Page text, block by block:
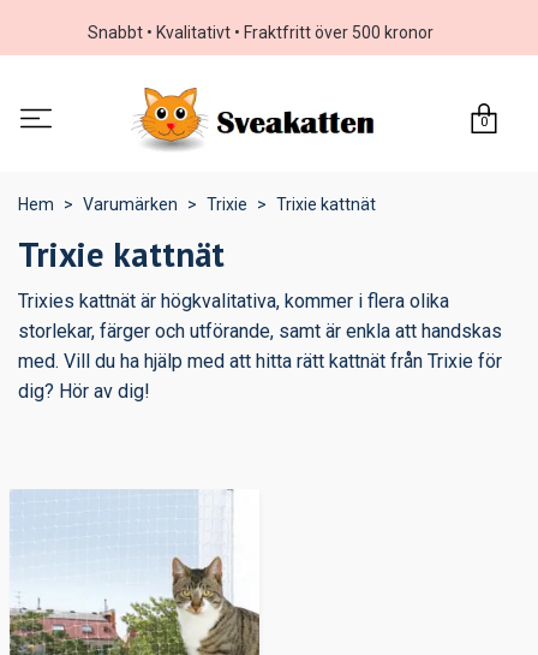
Snabbt • Kvalitativt • Fraktfritt över 500 kronor
0
Hem Varumärken Trixie Trixie kattnät
Trixie kattnät
Trixies kattnät är högkvalitativa, kommer i flera olika
storlekar, färger och utförande, samt är enkla att handskas
med. Vill du ha hjälp med att hitta rätt kattnät från Trixie för
dig? Hör av dig!